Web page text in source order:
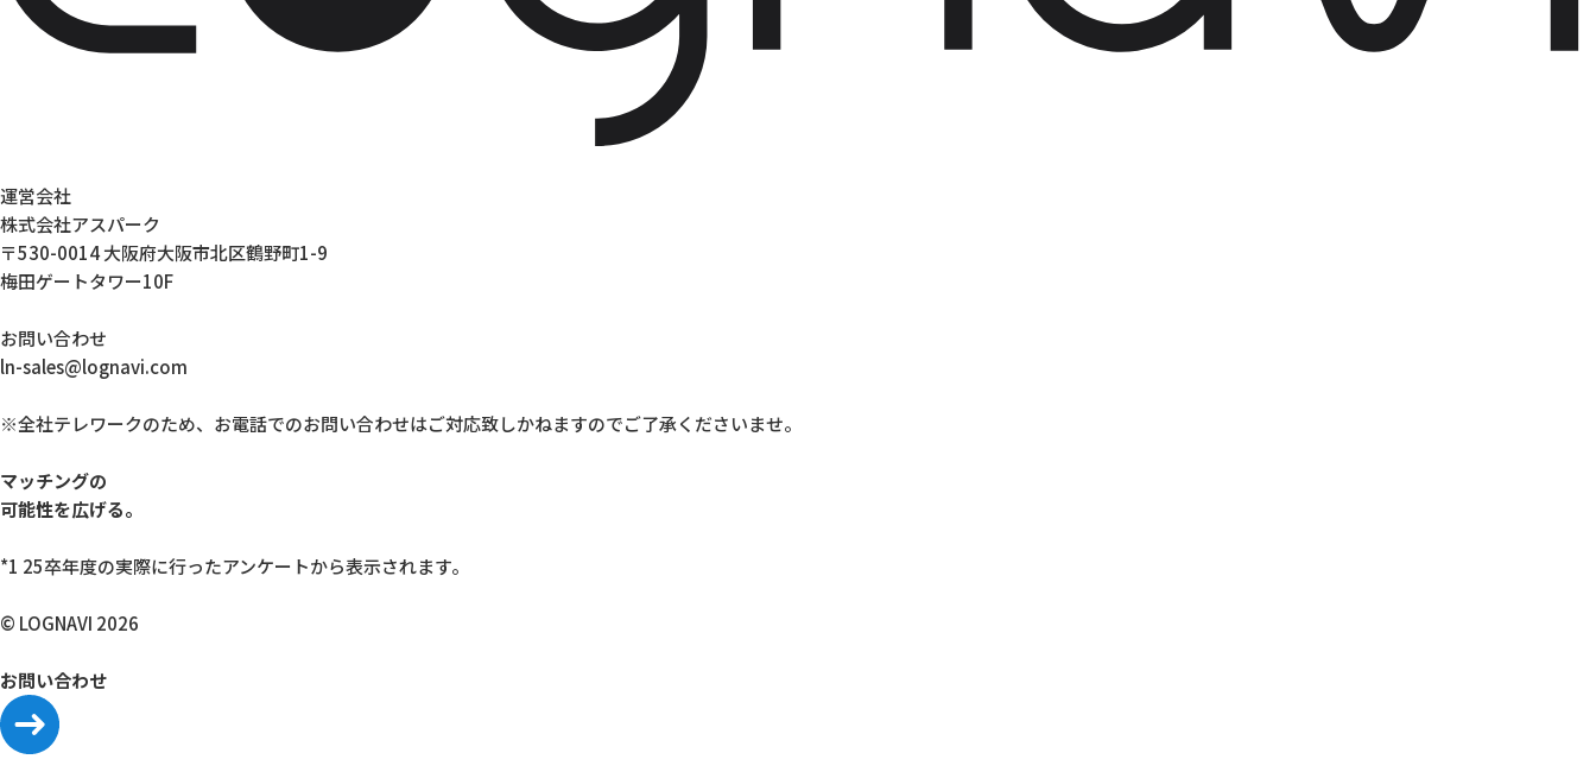
運営会社
株式会社アスパーク
〒530-0014 大阪府大阪市北区鶴野町1-9
梅田ゲートタワー10F
お問い合わせ
ln-sales@lognavi.com
※全社テレワークのため、お電話でのお問い合わせはご対応致しかねますのでご了承くださいませ。
マッチングの
可能性を広げる。
*1 25卒年度の実際に行ったアンケートから表示されます。
© LOGNAVI 2026
お問い合わせ